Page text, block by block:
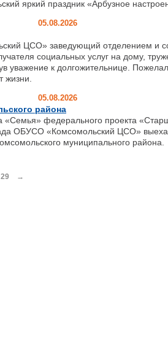
яркий праздник «Арбузное
05.08.2026
ЦСО» заведующий отделением и
социальных услуг на дому,
уважение к долгожительнице.
жизни.
05.08.2026
района
федерального проекта
ОБУСО «Комсомольский ЦСО»
муниципального района.
29 →